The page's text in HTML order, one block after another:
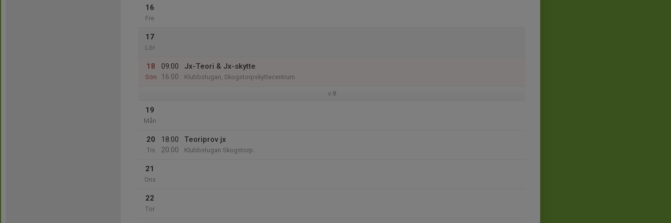
16
Fre
17
Lör
18
Sön
09:00
16:00
Jx-Teori & Jx-skytte
Klubbstugan, Skogstorpskyttecentrum
v.8
19
Mån
20
Tis
18:00
20:00
Teoriprov jx
Klubbstugan Skogstorp
21
Ons
22
Tor